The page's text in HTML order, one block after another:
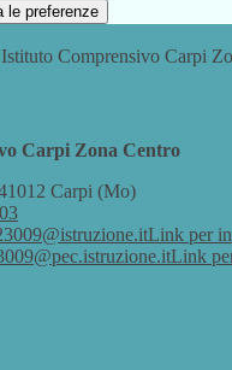
le preferenze
Istituto Comprensivo Carpi
Carpi Zona Centro
Carpi (Mo)
Link per
Link